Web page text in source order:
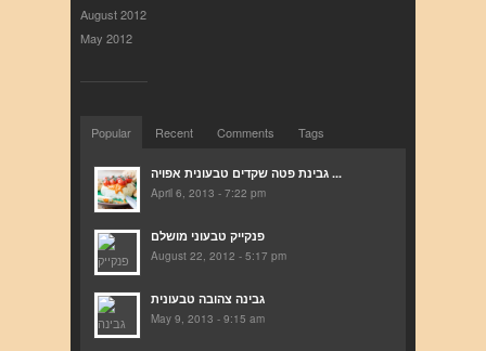
August 2012
May 2012
Popular Recent Comments Tags
גבינת פטה שקדים טבעונית אפויה ...
April 6, 2013 - 7:22 pm
פנקייק טבעוני מושלם
August 22, 2012 - 5:17 pm
גבינה צהובה טבעונית
May 9, 2013 - 9:15 am